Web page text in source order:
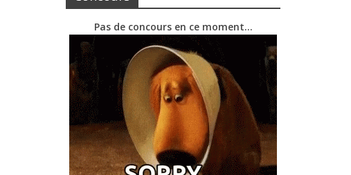
Pas de concours en ce moment…